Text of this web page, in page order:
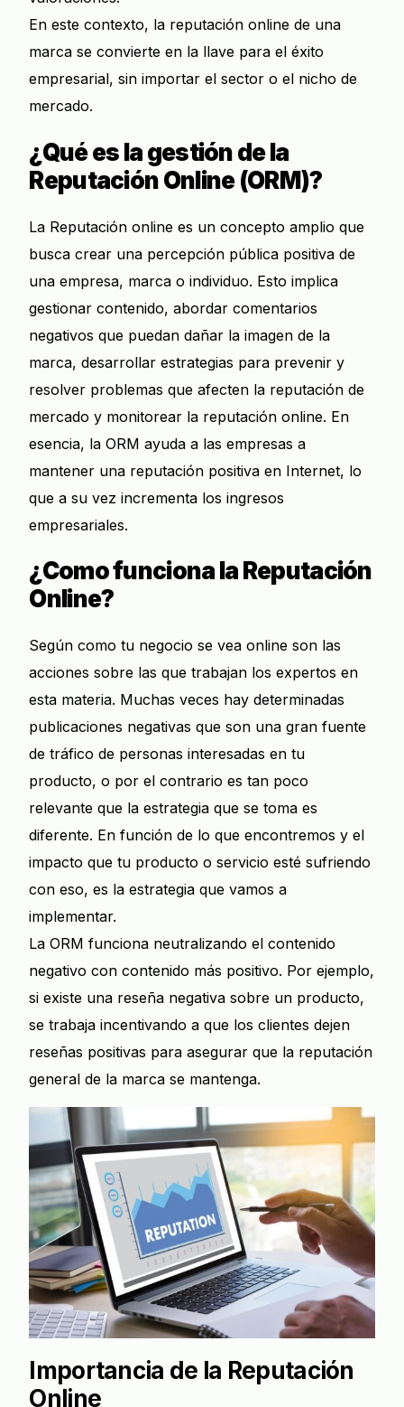
En este contexto, la reputación online de una
marca se convierte en la llave para el éxito
empresarial, sin importar el sector o el nicho de
mercado.
¿Qué es la gestión de la
Reputación Online (ORM)?
La Reputación online es un concepto amplio que
busca crear una percepción pública positiva de
una empresa, marca o individuo. Esto implica
gestionar contenido, abordar comentarios
negativos que puedan dañar la imagen de la
marca, desarrollar estrategias para prevenir y
resolver problemas que afecten la reputación de
mercado y monitorear la reputación online. En
esencia, la ORM ayuda a las empresas a
mantener una reputación positiva en Internet, lo
que a su vez incrementa los ingresos
empresariales.
¿Como funciona la Reputación
Online?
Según como tu negocio se vea online son las
acciones sobre las que trabajan los expertos en
esta materia. Muchas veces hay determinadas
publicaciones negativas que son una gran fuente
de tráfico de personas interesadas en tu
producto, o por el contrario es tan poco
relevante que la estrategia que se toma es
diferente. En función de lo que encontremos y el
impacto que tu producto o servicio esté sufriendo
con eso, es la estrategia que vamos a
implementar.
La ORM funciona neutralizando el contenido
negativo con contenido más positivo. Por ejemplo,
si existe una reseña negativa sobre un producto,
se trabaja incentivando a que los clientes dejen
reseñas positivas para asegurar que la reputación
general de la marca se mantenga.
Importancia de la Reputación
Online